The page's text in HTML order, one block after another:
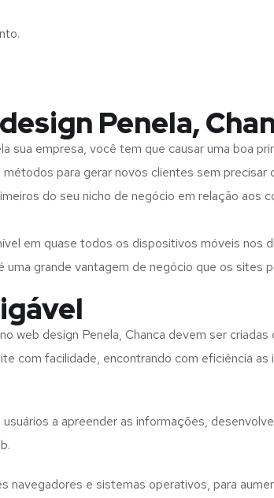
Penela,
empresa, você tem que causar uma boa
para gerar novos clientes sem precisar
do seu nicho de negócio em relação aos
em quase todos os dispositivos móveis nos
grande vantagem de negócio que os sites
web design Penela, Chanca devem ser criadas
com facilidade, encontrando com eficiência
a apreender as informações,
e sistemas operativos, para